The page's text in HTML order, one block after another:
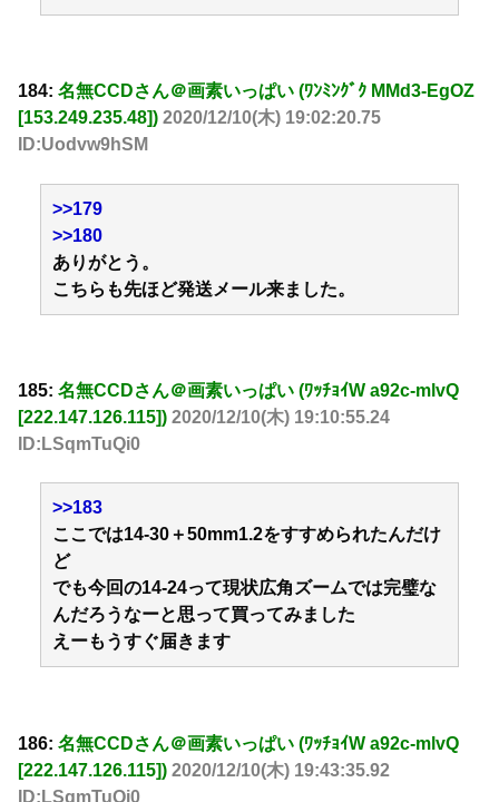
184: 名無CCDさん＠画素いっぱい (ﾜﾝﾐﾝｸﾞｸ MMd3-EgOZ
[153.249.235.48]) 2020/12/10(木) 19:02:20.75
ID:Uodvw9hSM
>>179
>>180
ありがとう。
こちらも先ほど発送メール来ました。
185: 名無CCDさん＠画素いっぱい (ﾜｯﾁｮｲW a92c-mlvQ
[222.147.126.115]) 2020/12/10(木) 19:10:55.24
ID:LSqmTuQi0
>>183
ここでは14-30＋50mm1.2をすすめられたんだけ
ど
でも今回の14-24って現状広角ズームでは完璧な
んだろうなーと思って買ってみました
えーもうすぐ届きます
186: 名無CCDさん＠画素いっぱい (ﾜｯﾁｮｲW a92c-mlvQ
[222.147.126.115]) 2020/12/10(木) 19:43:35.92
ID:LSqmTuQi0